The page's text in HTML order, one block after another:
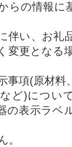
らの情報に
伴い、お礼
変更となる
事項(原材料
ど)につい
の表示ラベ
。